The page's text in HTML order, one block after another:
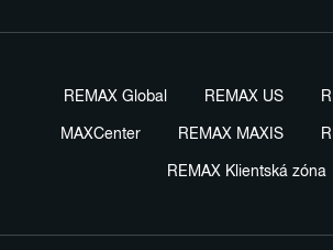
REMAX Global REMAX US
MAXCenter REMAX MAXIS
REMAX Klientská zóna